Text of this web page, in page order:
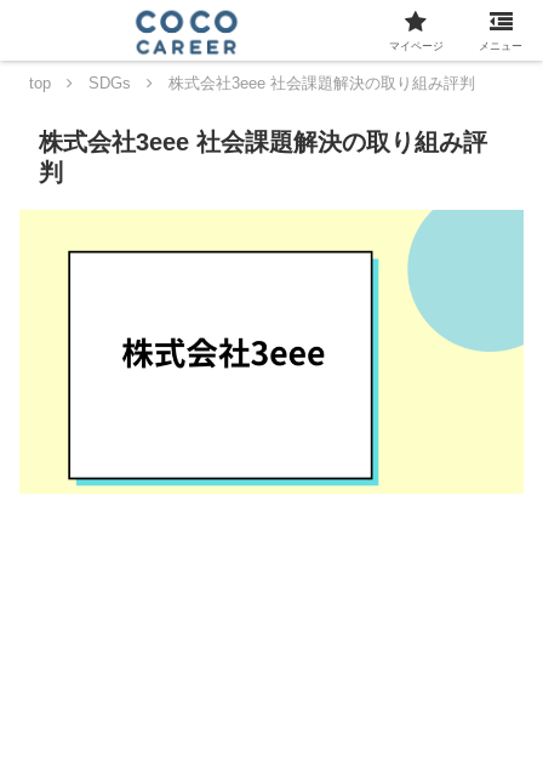
top SDGs 株式会社3eee 社会課題解決の取り組み評判
株式会社3eee 社会課題解決の取り組み評
判
マイページ メニュー